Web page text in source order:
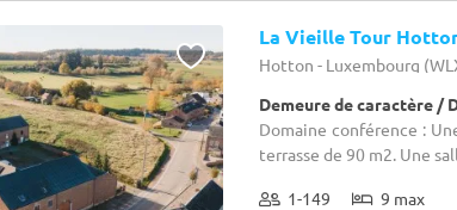
La Vieille Tour
Hotton - Luxembourg
Demeure de caractère /
Domaine conférence :
terrasse de 90 m2. Une
1-149 9 max